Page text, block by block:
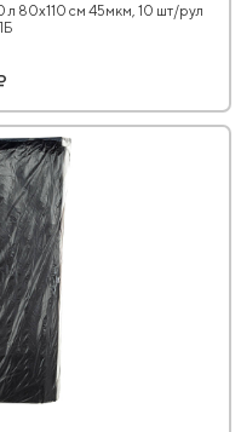
80х110 см 45мкм, 10 шт/рул